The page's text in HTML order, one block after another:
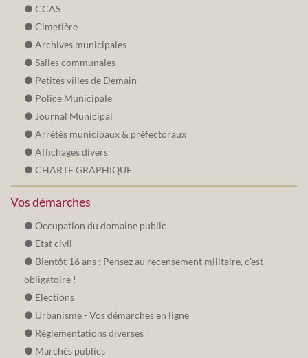
CCAS
Cimetière
Archives municipales
Salles communales
Petites villes de Demain
Police Municipale
Journal Municipal
Arrêtés municipaux & préfectoraux
Affichages divers
CHARTE GRAPHIQUE
Vos démarches
Occupation du domaine public
Etat civil
Bientôt 16 ans : Pensez au recensement militaire, c'est
obligatoire !
Elections
Urbanisme - Vos démarches en ligne
Règlementations diverses
Marchés publics